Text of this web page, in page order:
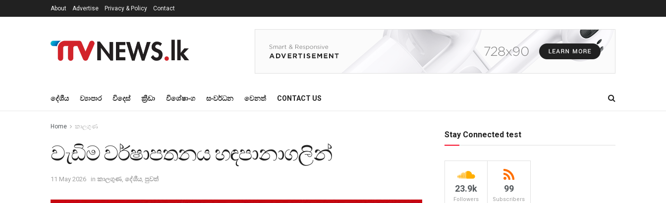
About Advertise Privacy & Policy Contact
දේශීය ව්‍යාපාර විදෙස් ක්‍රීඩා විශේෂාංග සංවර්ධන වෙනත් CONTACT US
Home කාලගුණ
වැඩිම වර්ෂාපතනය හඳපානාගලින්
11 May 2026 in කාලගුණ දේශීය, පුවත්
Stay Connected test
23.9k
Followers
99
Subscribers